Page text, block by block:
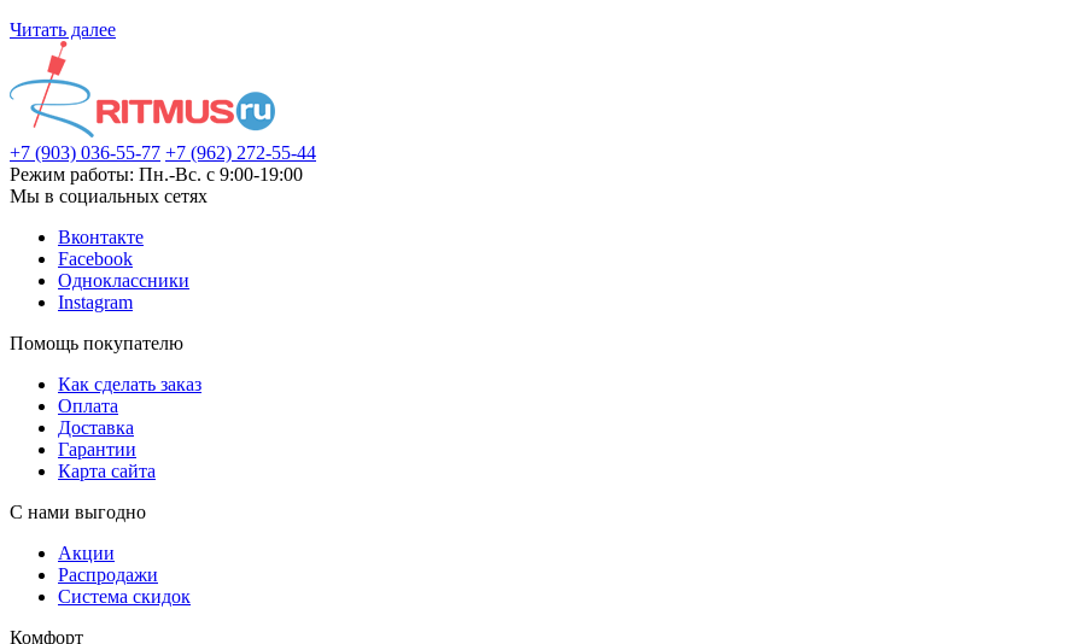
Читать далее
+7 (903) 036-55-77 +7 (962) 272-55-44
Режим работы: Пн.-Вс. с 9:00-19:00
Мы в социальных сетях
Вконтакте
Facebook
Одноклассники
Instagram
Помощь покупателю
Как сделать заказ
Оплата
Доставка
Гарантии
Карта сайта
С нами выгодно
Акции
Распродажи
Система скидок
Комфорт